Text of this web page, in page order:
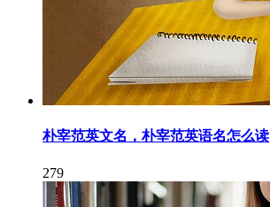
朴宰范英文名，朴宰范英语名怎么读
279